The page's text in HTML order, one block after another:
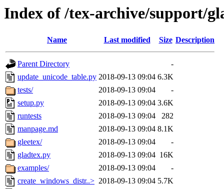
Index of /tex-archive/support/
Name Last modified Size Description
Parent Directory
-
update_unicode_table.py 2018-09-13 09:04 6.3K
tests/
2018-09-13 09:04
-
setup.py
2018-09-13 09:04 3.6K
runtests
2018-09-13 09:04
282
manpage.md
2018-09-13 09:04 8.1K
gleetex/
2018-09-13 09:04
-
gladtex.py
2018-09-13 09:04 16K
examples/
2018-09-13 09:04
-
create_windows_distr..> 2018-09-13 09:04 5.7K